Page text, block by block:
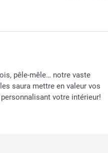
pêle-mêle… notre vaste
saura mettre en valeur vos
votre intérieur!